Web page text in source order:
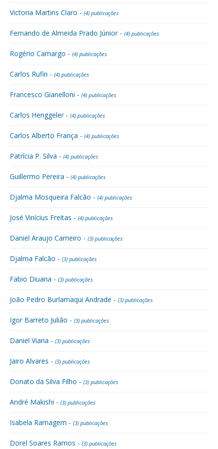
Victoria Martins Claro - (4) publicações
Fernando de Almeida Prado Júnior - (4) publicações
Rogério Camargo - (4) publicações
Carlos Rufin - (4) publicações
Francesco Gianelloni - (4) publicações
Carlos Henggeler - (4) publicações
Carlos Alberto França - (4) publicações
Patrícia P. Silva - (4) publicações
Guillermo Pereira - (4) publicações
Djalma Mosqueira Falcão - (4) publicações
José Vinícius Freitas - (4) publicações
Daniel Araujo Carneiro - (3) publicações
Djalma Falcão - (3) publicações
Fabio Diuana - (3) publicações
João Pedro Burlamaqui Andrade - (3) publicações
Igor Barreto Julião - (3) publicações
Daniel Viana - (3) publicações
Jairo Alvares - (3) publicações
Donato da Silva Filho - (3) publicações
André Makishi - (3) publicações
Isabela Ramagem - (3) publicações
Dorel Soares Ramos - (3) publicações